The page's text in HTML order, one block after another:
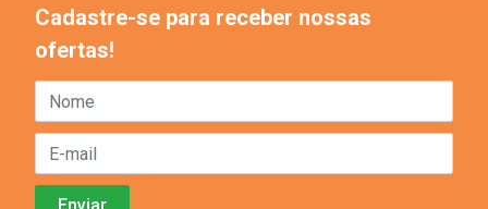
Cadastre-se para receber nossas
ofertas!